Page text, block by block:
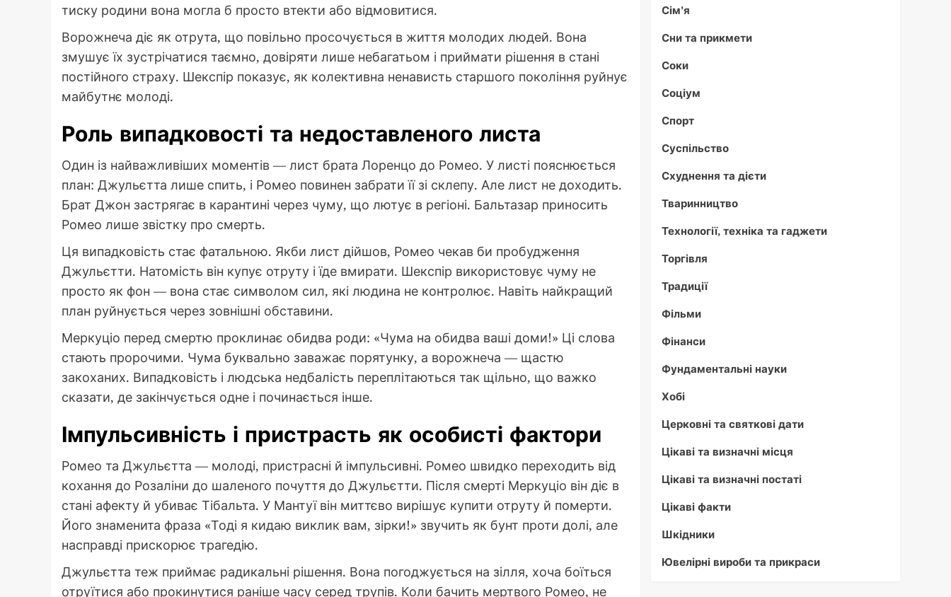
тиску родини вона могла б просто втекти або відмовитися.
Ворожнеча діє як отрута, що повільно просочується в життя молодих людей. Вона
змушує їх зустрічатися таємно, довіряти лише небагатьом і приймати рішення в стані
постійного страху. Шекспір показує, як колективна ненависть старшого покоління руйнує
майбутнє молоді.
Роль випадковості та недоставленого листа
Один із найважливіших моментів — лист брата Лоренцо до Ромео. У листі пояснюється
план: Джульєтта лише спить, і Ромео повинен забрати її зі склепу. Але лист не доходить.
Брат Джон застрягає в карантині через чуму, що лютує в регіоні. Бальтазар приносить
Ромео лише звістку про смерть.
Ця випадковість стає фатальною. Якби лист дійшов, Ромео чекав би пробудження
Джульєтти. Натомість він купує отруту і їде вмирати. Шекспір використовує чуму не
просто як фон — вона стає символом сил, які людина не контролює. Навіть найкращий
план руйнується через зовнішні обставини.
Меркуціо перед смертю проклинає обидва роди: «Чума на обидва ваші доми!» Ці слова
стають пророчими. Чума буквально заважає порятунку, а ворожнеча — щастю
закоханих. Випадковість і людська недбалість переплітаються так щільно, що важко
сказати, де закінчується одне і починається інше.
Імпульсивність і пристрасть як особисті фактори
Ромео та Джульєтта — молоді, пристрасні й імпульсивні. Ромео швидко переходить від
кохання до Розаліни до шаленого почуття до Джульєтти. Після смерті Меркуціо він діє в
стані афекту й убиває Тібальта. У Мантуї він миттєво вирішує купити отруту й померти.
Його знаменита фраза «Тоді я кидаю виклик вам, зірки!» звучить як бунт проти долі, але
насправді прискорює трагедію.
Джульєтта теж приймає радикальні рішення. Вона погоджується на зілля, хоча боїться
отруїтися або прокинутися раніше часу серед трупів. Коли бачить мертвого Ромео, не
Сім'я
Сни та прикмети
Соки
Соціум
Спорт
Суспільство
Схуднення та дієти
Тваринництво
Технології, техніка та гаджети
Торгівля
Традиції
Фільми
Фінанси
Фундаментальні науки
Хобі
Церковні та святкові дати
Цікаві та визначні місця
Цікаві та визначні постаті
Цікаві факти
Шкідники
Ювелірні вироби та прикраси